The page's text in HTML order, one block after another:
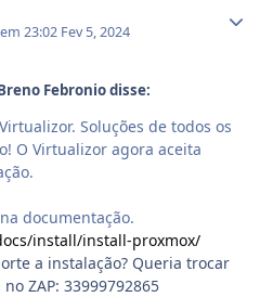
23:02 Fev 5, 2024
Febronio disse:
Soluções de todos os
O Virtualizor agora aceita
documentação.
install/install-proxmox/
a instalação? Queria trocar
ZAP: 33999792865